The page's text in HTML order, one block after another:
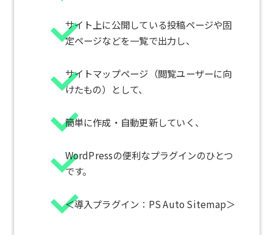
サイト上に公開している投稿ページや固
定ページなどを一覧で出力し、
サイトマップページ（閲覧ユーザーに向
けたもの）として、
簡単に作成・自動更新していく、
WordPressの便利なプラグインのひとつ
です。
＜導入プラグイン：PS Auto Sitemap＞